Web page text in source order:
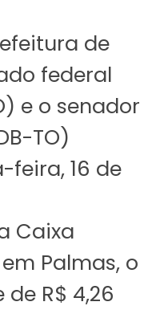
de
federal
e o senador
TO)
feira, 16 de
Caixa
Palmas, o
R$ 4,26